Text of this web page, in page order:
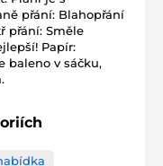
přání: Blahopřání
přání: Směle
Papír:
baleno v sáčku,